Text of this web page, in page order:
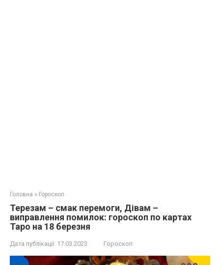
Головна » Гороскоп
Терезам – смак перемоги, Дівам –
виправлення помилок: гороскоп по картах
Таро на 18 березня
Дата публікації: 17.03.2023 Гороскоп